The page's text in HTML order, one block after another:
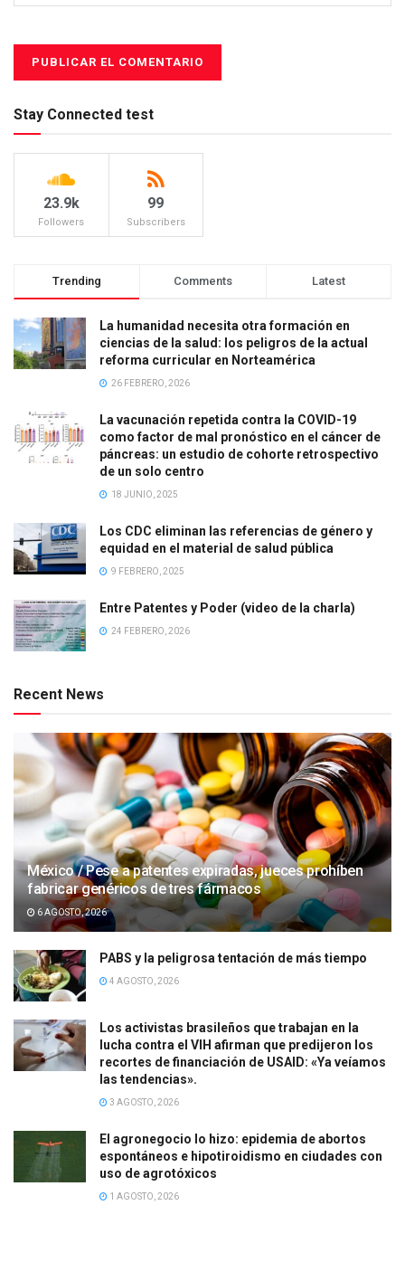
Stay Connected test
23.9k
Followers
99
Subscribers
Trending Comments Latest
La humanidad necesita otra formación en
ciencias de la salud: los peligros de la actual
reforma curricular en Norteamérica
26 FEBRERO, 2026
La vacunación repetida contra la COVID-19
como factor de mal pronóstico en el cáncer de
páncreas: un estudio de cohorte retrospectivo
de un solo centro
18 JUNIO, 2025
Los CDC eliminan las referencias de género y
equidad en el material de salud pública
9 FEBRERO, 2025
Entre Patentes y Poder (video de la charla)
24 FEBRERO, 2026
Recent News
México / Pese a patentes expiradas, jueces prohíben
fabricar genéricos de tres fármacos
6 AGOSTO, 2026
PABS y la peligrosa tentación de más tiempo
4 AGOSTO, 2026
Los activistas brasileños que trabajan en la
lucha contra el VIH afirman que predijeron los
recortes de financiación de USAID: «Ya veíamos
las tendencias».
3 AGOSTO, 2026
El agronegocio lo hizo: epidemia de abortos
espontáneos e hipotiroidismo en ciudades con
uso de agrotóxicos
1 AGOSTO, 2026